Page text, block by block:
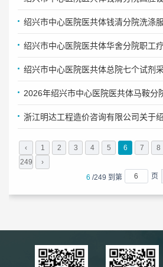
‹ 1 2 3 4 5 6 7 8
249
›
6 /249 到第 页